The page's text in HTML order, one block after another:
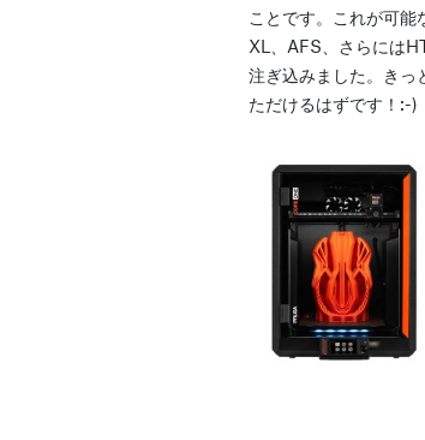
ことです。これが可能
XL、AFS、さらには
注ぎ込みました。きっ
ただけるはずです！:-)